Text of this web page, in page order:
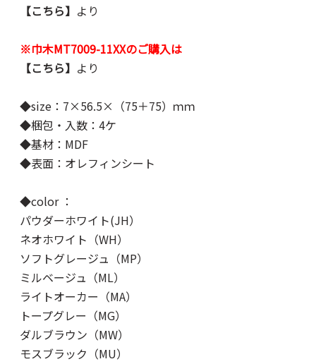
【こちら】 より
※巾木MT7009-11XXのご購入は
【こちら】 より
◆size：7×56.5×（75＋75）ｍｍ
◆梱包・入数：4ケ
◆基材：MDF
◆表面：オレフィンシート
◆color ：
パウダーホワイト(JH）
ネオホワイト（WH）
ソフトグレージュ（MP）
ミルベージュ（ML）
ライトオーカー（MA）
トープグレー（MG）
ダルブラウン（MW）
モスブラック（MU）